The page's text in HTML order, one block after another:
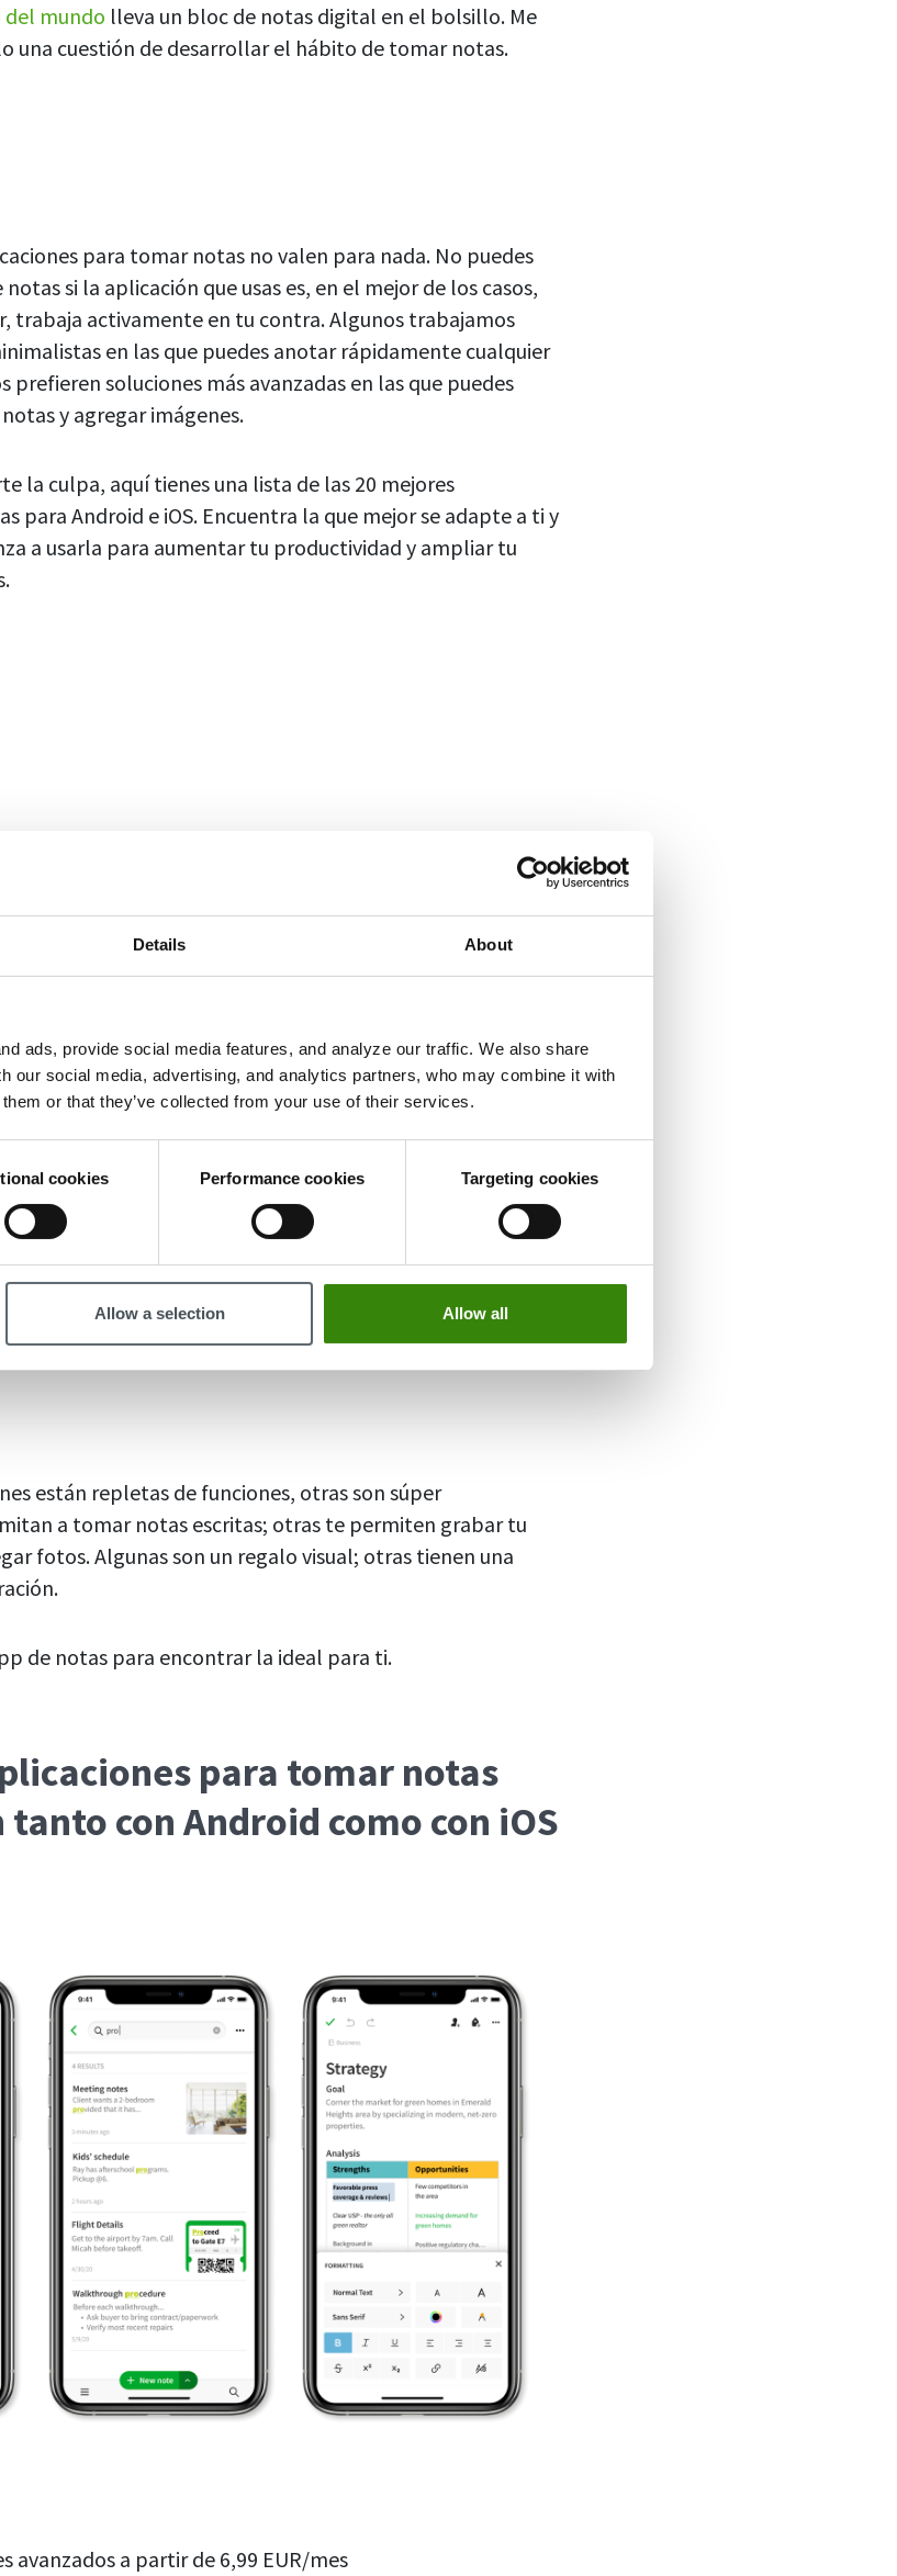
Details About
ads, provide social media features, and analyze our traffic. We also share
our social media, advertising, and analytics partners, who may combine it with
or that they’ve collected from your use of their services.
cookies Performance cookies Targeting cookies
Allow a selection Allow all
del mundo lleva un bloc de notas digital en el bolsillo. Me
una cuestión de desarrollar el hábito de tomar notas.
para tomar notas no valen para nada. No puedes
si la aplicación que usas es, en el mejor de los casos,
trabaja activamente en tu contra. Algunos trabajamos
en las que puedes anotar rápidamente cualquier
prefieren soluciones más avanzadas en las que puedes
y agregar imágenes.
la culpa, aquí tienes una lista de las 20 mejores
para Android e iOS. Encuentra la que mejor se adapte a ti y
a usarla para aumentar tu productividad y ampliar tu
están repletas de funciones, otras son súper
a tomar notas escritas; otras te permiten grabar tu
fotos. Algunas son un regalo visual; otras tienen una
de notas para encontrar la ideal para ti.
para tomar notas
con Android como con iOS
avanzados a partir de 6,99 EUR/mes